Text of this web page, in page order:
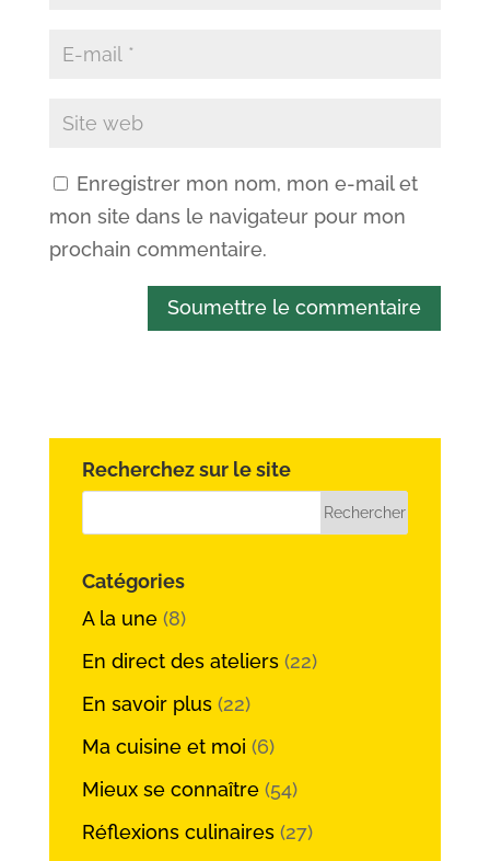
Enregistrer mon nom, mon e-mail et
mon site dans le navigateur pour mon
prochain commentaire.
Soumettre le commentaire
Recherchez sur le site
Catégories
A la une(8)
En direct des ateliers(22)
En savoir plus(22)
Ma cuisine et moi (6)
Mieux se connaître(54)
Réflexions culinaires(27)